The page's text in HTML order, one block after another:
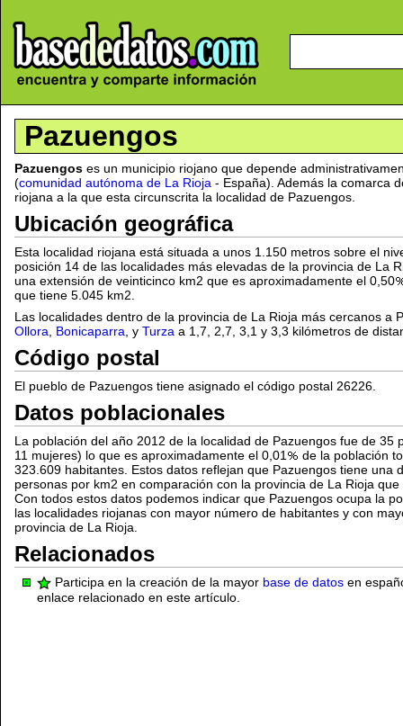
Pazuengos
Pazuengos es un municipio riojano que depende
(comunidad autónoma de La Rioja - España). Además la comarca
riojana a la que esta circunscrita la localidad de Pazuengos.
Ubicación geográfica
Esta localidad riojana está situada a unos 1.150 metros sobre el
posición 14 de las localidades más elevadas de la provincia de La
una extensión de veinticinco km2 que es aproximadamente el 0,50
que tiene 5.045 km2.
Las localidades dentro de la provincia de La Rioja más cercanos a
Ollora
Bonicaparra , y Turza a 1,7, 2,7, 3,1 y 3,3 kilómetros de
Código postal
El pueblo de Pazuengos tiene asignado el código postal 26226.
Datos poblacionales
La población del año 2012 de la localidad de Pazuengos fue de 35
11 mujeres) lo que es aproximadamente el 0,01
de la población
323.609 habitantes. Estos datos reflejan que Pazuengos tiene una
personas por km2 en comparación con la provincia de La Rioja
Con todos estos datos podemos indicar que Pazuengos ocupa la
las localidades riojanas con mayor número de habitantes y con
provincia de La Rioja.
Relacionados
Participa en la creación de la mayor base de datos en
enlace relacionado en este artículo.